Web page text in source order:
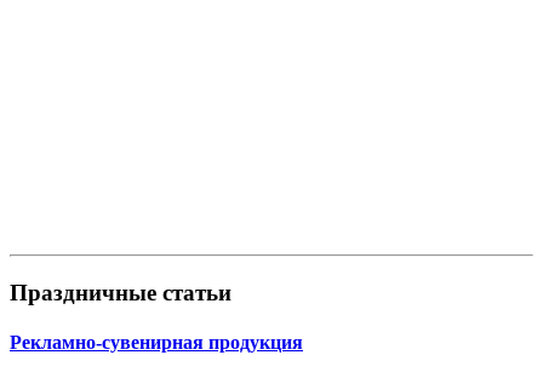
Праздничные статьи
Рекламно-сувенирная продукция